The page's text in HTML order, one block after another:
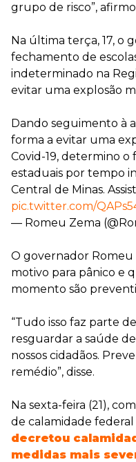
grupo de risco”,
Na última terça, 17, o
fechamento de
indeterminado na
evitar uma explosão
Dando seguimento à
forma a evitar uma
Covid-19, determino
estaduais por tempo
Central de Minas.
pic.twitter.com/
— Romeu Zema
O governador Romeu
motivo para pânico e
momento são
“Tudo isso faz parte
resguardar a saúde
nossos cidadãos.
remédio”, disse.
Na sexta-feira (21),
de calamidade
decretou
medidas mais